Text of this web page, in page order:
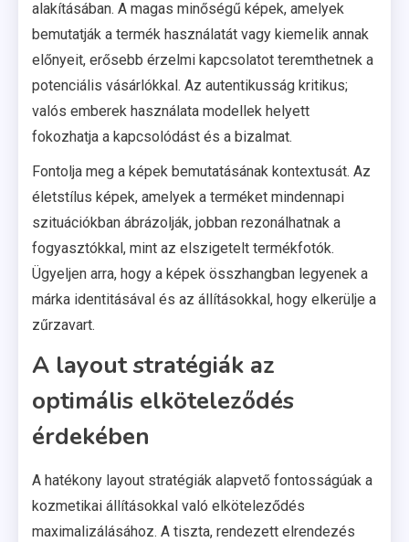
alakításában. A magas minőségű képek, amelyek
bemutatják a termék használatát vagy kiemelik annak
előnyeit, erősebb érzelmi kapcsolatot teremthetnek a
potenciális vásárlókkal. Az autentikusság kritikus;
valós emberek használata modellek helyett
fokozhatja a kapcsolódást és a bizalmat.
Fontolja meg a képek bemutatásának kontextusát. Az
életstílus képek, amelyek a terméket mindennapi
szituációkban ábrázolják, jobban rezonálhatnak a
fogyasztókkal, mint az elszigetelt termékfotók.
Ügyeljen arra, hogy a képek összhangban legyenek a
márka identitásával és az állításokkal, hogy elkerülje a
zűrzavart.
A layout stratégiák az
optimális elköteleződés
érdekében
A hatékony layout stratégiák alapvető fontosságúak a
kozmetikai állításokkal való elköteleződés
maximalizálásához. A tiszta, rendezett elrendezés